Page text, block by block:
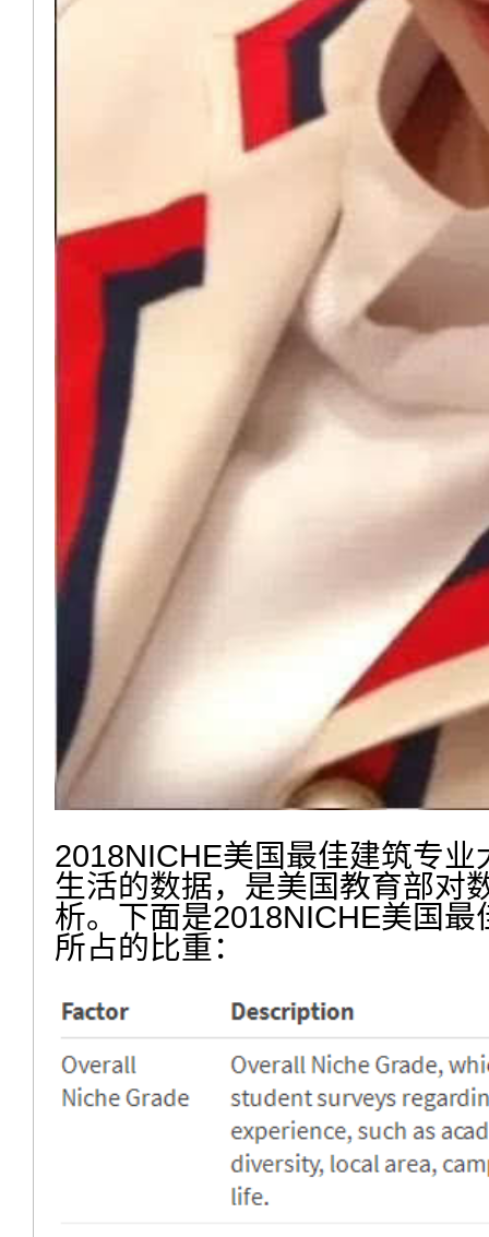
2018NICHE美国最佳建筑专
生活的数据，是美国教育部对
析。下面是2018NICHE美国
所占的比重：